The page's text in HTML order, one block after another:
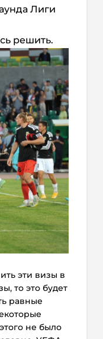
Лиги
решить.
эти визы в
то это будет
равные
не было